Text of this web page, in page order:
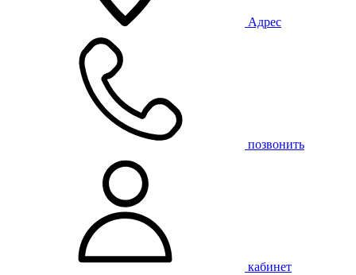
Адрес
позвонить
кабинет